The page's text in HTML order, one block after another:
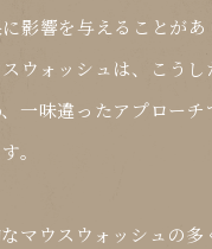
影響を与えることがあ
ウォッシュは、こう
一味違ったアプローチ
。
マウスウォッシュの多